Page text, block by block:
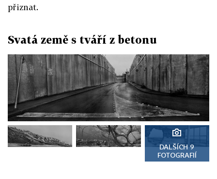
přiznat.
Svatá země s tváří z betonu
DALŠÍCH 9
FOTOGRAFIÍ